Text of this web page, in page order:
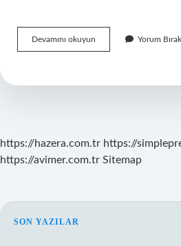
Devamını okuyun
Hız
Yorum Bırak
https://hazera.com.tr https://
https://avimer.com.tr Sitemap
SIDEBAR
SON YAZILAR